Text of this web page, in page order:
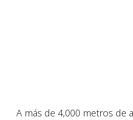
A más de 4,000 metros de